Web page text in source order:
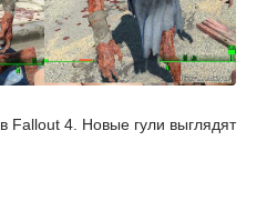
Fallout 4. Новые гули выглядят